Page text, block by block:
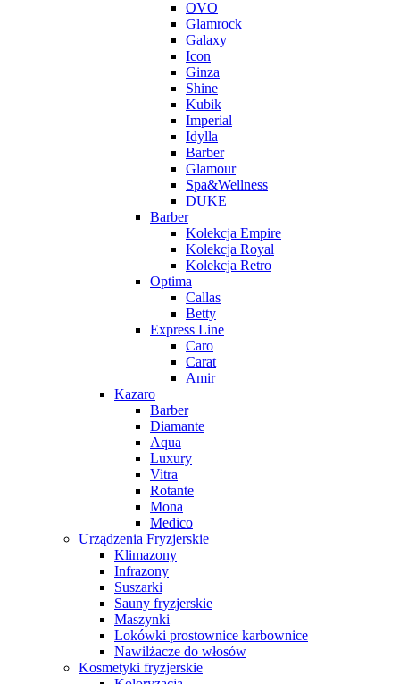
OVO
Glamrock
Galaxy
Icon
Ginza
Shine
Kubik
Imperial
Idylla
Barber
Glamour
Spa&Wellness
DUKE
Barber
Kolekcja Empire
Kolekcja Royal
Kolekcja Retro
Optima
Callas
Betty
Express Line
Caro
Carat
Amir
Kazaro
Barber
Diamante
Aqua
Luxury
Vitra
Rotante
Mona
Medico
Urządzenia Fryzjerskie
Klimazony
Infrazony
Suszarki
Sauny fryzjerskie
Maszynki
Lokówki prostownice karbownice
Nawilżacze do włosów
Kosmetyki fryzjerskie